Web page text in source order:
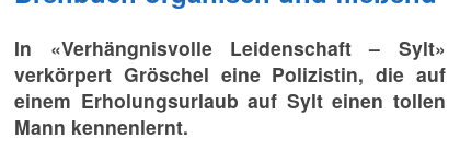
In «Verhängnisvolle Leidenschaft – Sylt»
verkörpert Gröschel eine Polizistin, die auf
einem Erholungsurlaub auf Sylt einen tollen
Mann kennenlernt.